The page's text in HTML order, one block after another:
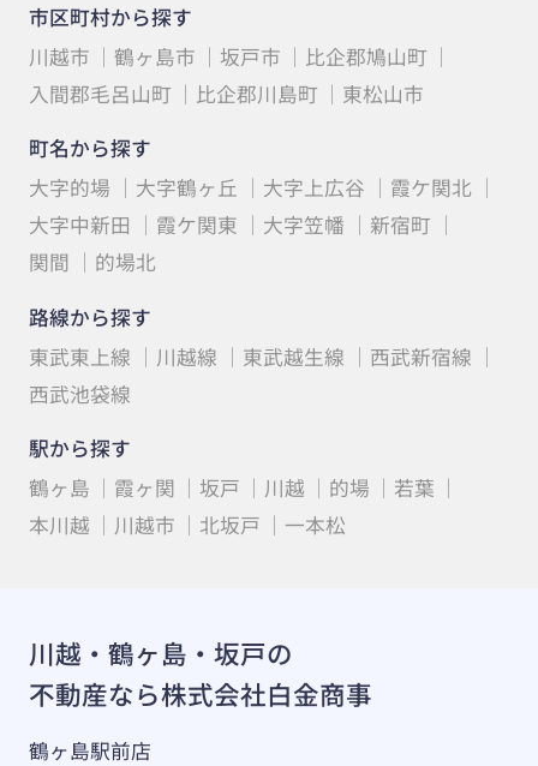
市区町村から探す
川越市
鶴ヶ島市 坂戸市
比企郡鳩山町
入間郡毛呂山町
比企郡川島町
東松山市
町名から探す
大字的場
大字鶴ヶ丘 大字上広谷
霞ケ関北
大字中新田
霞ケ関東 大字笠幡
新宿町
関間
的場北
路線から探す
東武東上線
川越線 東武越生線
西武新宿線
西武池袋線
駅から探す
鶴ヶ島
霞ヶ関 坂戸 川越 的場
若葉
本川越
川越市 北坂戸 一本松
川越・鶴ヶ島・坂戸の
不動産なら株式会社白金商事
鶴ヶ島駅前店